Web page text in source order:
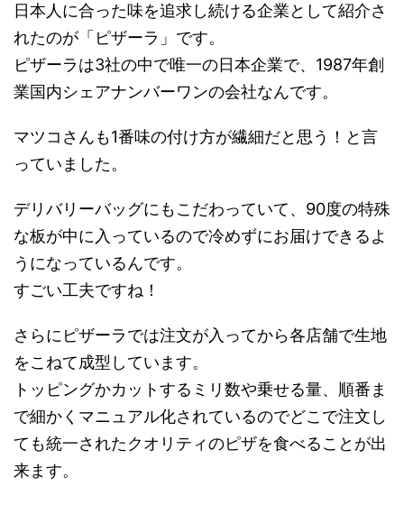
日本人に合った味を追求し続ける企業として紹介さ
れたのが「ピザーラ」です。
ピザーラは3社の中で唯一の日本企業で、1987年創
業国内シェアナンバーワンの会社なんです。
マツコさんも1番味の付け方が繊細だと思う！と言
っていました。
デリバリーバッグにもこだわっていて、90度の特殊
な板が中に入っているので冷めずにお届けできるよ
うになっているんです。
すごい工夫ですね！
さらにピザーラでは注文が入ってから各店舗で生地
をこねて成型しています。
トッピングかカットするミリ数や乗せる量、順番ま
で細かくマニュアル化されているのでどこで注文し
ても統一されたクオリティのピザを食べることが出
来ます。